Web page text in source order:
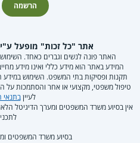
הרשמה
אתר "כל זכות" מופעל
האתר פונה לנשים וגברים כאחד.
המידע באתר הוא מידע כללי ואינו מידע
תקנות ופסיקות בתי המשפט. השימוש במידע
טיפול משפטי, מקצועי או אחר והסתמכות על
לעייןבתנאי
אין בסיוע משרד המשפטים ומערך הדיגיטל
בסיוע משרד המשפטים